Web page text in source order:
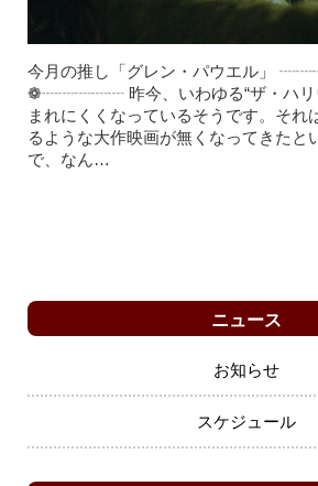
今月の推し「グレン・パウエル」
❁┈┈┈┈┈ 昨今、いわゆる“ザ・ハリ
まれにくくなっているそうです。それ
るような大作映画が無くなってきたと
で、なん…
ニュース
お知らせ
スケジュール